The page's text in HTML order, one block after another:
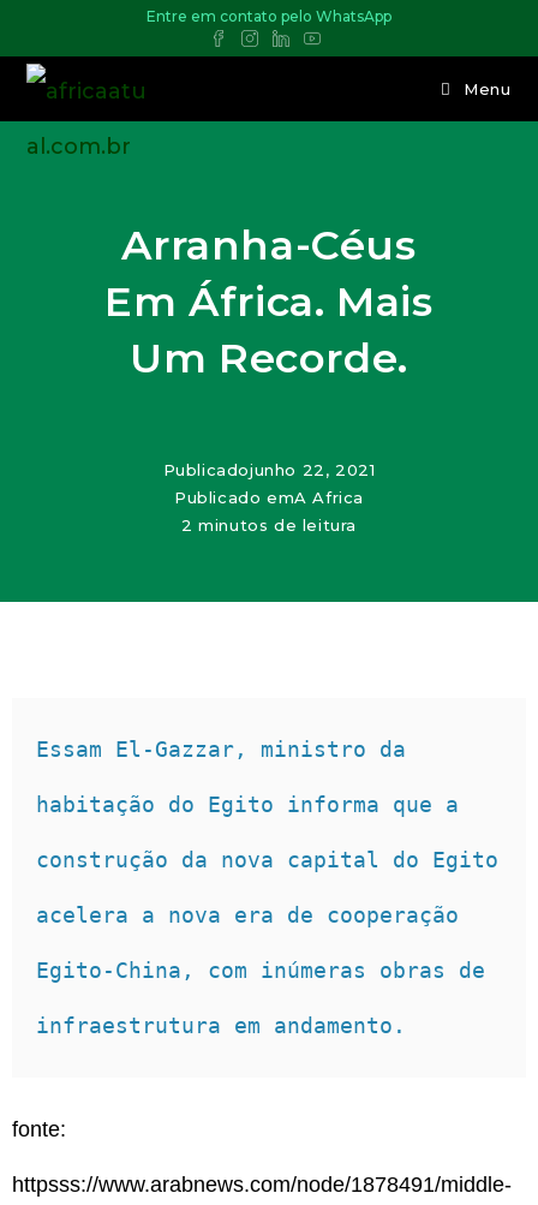
Entre em contato pelo WhatsApp
Menu
Arranha-Céus
Em África. Mais
Um Recorde.
Publicadojunho 22, 2021
Publicado emA Africa
2 minutos de leitura
Essam El-Gazzar, ministro da
habitação do Egito informa que a
construção da nova capital do Egito
acelera a nova era de cooperação
Egito-China, com inúmeras obras de
infraestrutura em andamento.
fonte:
httpsss://www.arabnews.com/node/1878491/middle-